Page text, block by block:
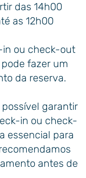
das 14h00
as 12h00
in ou check-out
fazer um
da reserva.
garantir
in ou check-
essencial para
antes de